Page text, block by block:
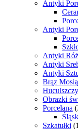
Antyki
Antyki
Antyki
Antyki
Antyki
Brąz
Obrazki
Porcelana
Szkatułki